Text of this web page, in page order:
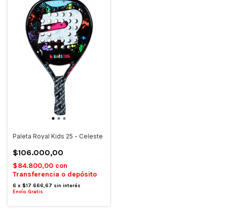
Paleta Royal Kids 25 - Celeste
$106.000,00
$84.800,00 con
Transferencia o depósito
6 x $17.666,67 sin interés
Envío Gratis